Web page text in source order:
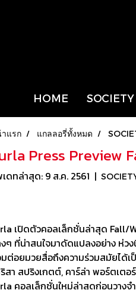
HOME SOCIETY
แรก แกลลอรี่ทั้งหมด
Press Preview
ดทล่าสุด: 9 ส.ค. 2561 |
เปิดตัวคอลเล็กชั่นล่าสุด Fall/
ๆ ที่น่าสนใจมาดัดแปลงอย่าง ห่ว
ต่อยมวยสื่อถึงความร่วมสมัยได้เ
สา สปริงเกตต์, คาร์ล่า พอร์ตเต
คอลเล็กชั่นใหม่ล่าสุดก่อนวางจ